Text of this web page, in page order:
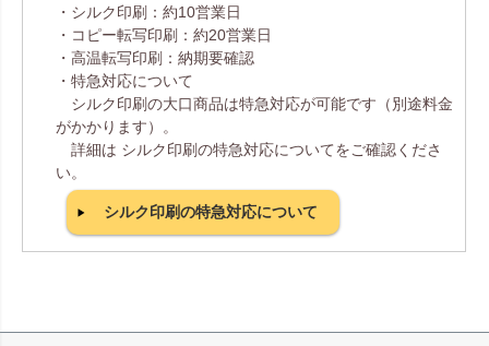
・シルク印刷：約10営業日
・コピー転写印刷：約20営業日
・高温転写印刷：納期要確認
・特急対応について
シルク印刷の大口商品は特急対応が可能です（別途料金
がかかります）。
詳細は シルク印刷の特急対応についてをご確認くださ
い。
シルク印刷の特急対応について